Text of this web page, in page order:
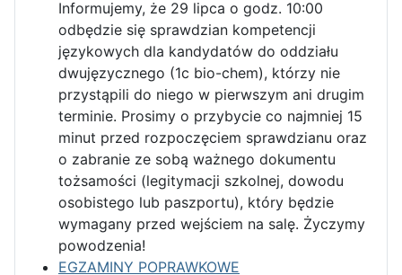
Informujemy, że 29 lipca o godz. 10:00
odbędzie się sprawdzian kompetencji
językowych dla kandydatów do oddziału
dwujęzycznego (1c bio-chem), którzy nie
przystąpili do niego w pierwszym ani drugim
terminie. Prosimy o przybycie co najmniej 15
minut przed rozpoczęciem sprawdzianu oraz
o zabranie ze sobą ważnego dokumentu
tożsamości (legitymacji szkolnej, dowodu
osobistego lub paszportu), który będzie
wymagany przed wejściem na salę. Życzymy
powodzenia!
EGZAMINY POPRAWKOWE